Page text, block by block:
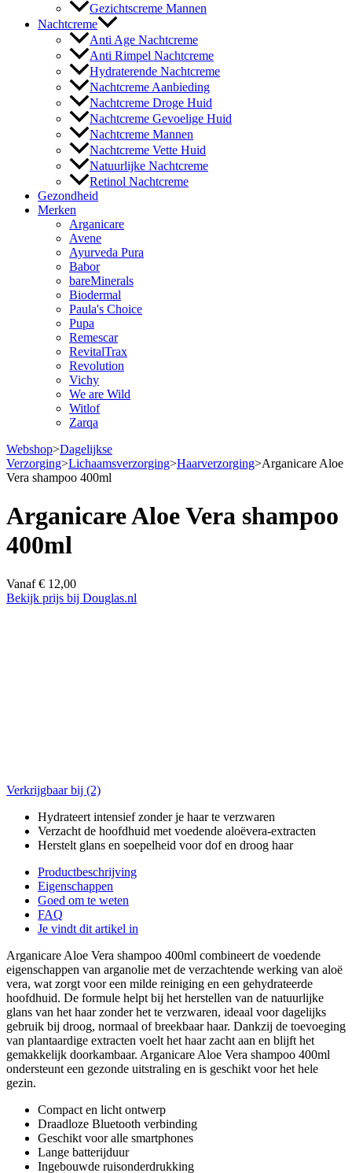
Gezichtscreme Mannen
Nachtcreme
Anti Age Nachtcreme
Anti Rimpel Nachtcreme
Hydraterende Nachtcreme
Nachtcreme Aanbieding
Nachtcreme Droge Huid
Nachtcreme Gevoelige Huid
Nachtcreme Mannen
Nachtcreme Vette Huid
Natuurlijke Nachtcreme
Retinol Nachtcreme
Gezondheid
Merken
Arganicare
Avene
Ayurveda Pura
Babor
bareMinerals
Biodermal
Paula's Choice
Pupa
Remescar
RevitalTrax
Revolution
Vichy
We are Wild
Witlof
Zarqa
Webshop>Dagelijkse
Verzorging>Lichaamsverzorging>Haarverzorging>Arganicare Aloe
Vera shampoo 400ml
Arganicare Aloe Vera shampoo
400ml
Vanaf € 12,00
Bekijk prijs bij Douglas.nl
Verkrijgbaar bij (2)
Hydrateert intensief zonder je haar te verzwaren
Verzacht de hoofdhuid met voedende aloëvera-extracten
Herstelt glans en soepelheid voor dof en droog haar
Productbeschrijving
Eigenschappen
Goed om te weten
FAQ
Je vindt dit artikel in
Arganicare Aloe Vera shampoo 400ml combineert de voedende
eigenschappen van arganolie met de verzachtende werking van aloë
vera, wat zorgt voor een milde reiniging en een gehydrateerde
hoofdhuid. De formule helpt bij het herstellen van de natuurlijke
glans van het haar zonder het te verzwaren, ideaal voor dagelijks
gebruik bij droog, normaal of breekbaar haar. Dankzij de toevoeging
van plantaardige extracten voelt het haar zacht aan en blijft het
gemakkelijk doorkambaar. Arganicare Aloe Vera shampoo 400ml
ondersteunt een gezonde uitstraling en is geschikt voor het hele
gezin.
Compact en licht ontwerp
Draadloze Bluetooth verbinding
Geschikt voor alle smartphones
Lange batterijduur
Ingebouwde ruisonderdrukking